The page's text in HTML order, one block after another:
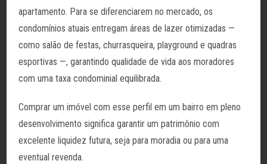
apartamento. Para se diferenciarem no mercado, os
condomínios atuais entregam áreas de lazer otimizadas —
como salão de festas, churrasqueira, playground e quadras
esportivas —, garantindo qualidade de vida aos moradores
com uma taxa condominial equilibrada.
Comprar um imóvel com esse perfil em um bairro em pleno
desenvolvimento significa garantir um patrimônio com
excelente liquidez futura, seja para moradia ou para uma
eventual revenda.